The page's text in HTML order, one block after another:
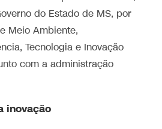
do Estado de MS, por
Meio Ambiente,
Tecnologia e Inovação
com a administração
inovação